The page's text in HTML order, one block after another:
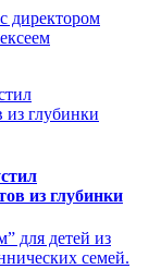
директором
из глубинки
для детей из
семей.